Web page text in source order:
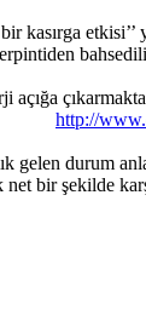
http://
gelen durum
bir şekilde